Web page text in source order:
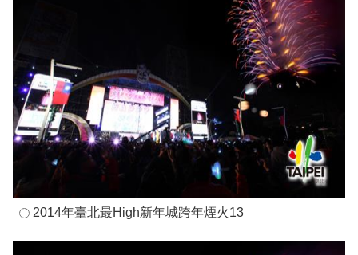
2014年臺北最High新年城跨年煙火13